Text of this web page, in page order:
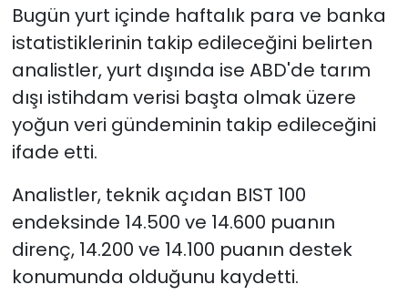
Bugün yurt içinde haftalık para ve banka
istatistiklerinin takip edileceğini belirten
analistler, yurt dışında ise ABD'de tarım
dışı istihdam verisi başta olmak üzere
yoğun veri gündeminin takip edileceğini
ifade etti.
Analistler, teknik açıdan BIST 100
endeksinde 14.500 ve 14.600 puanın
direnç, 14.200 ve 14.100 puanın destek
konumunda olduğunu kaydetti.